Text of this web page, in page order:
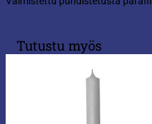
Tutustu myös